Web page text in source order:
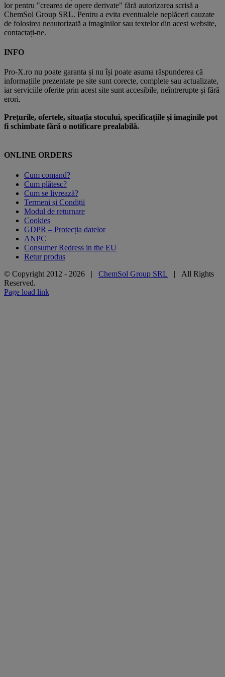
lor pentru "crearea de opere derivate" fără autorizarea scrisă a
ChemSol Group SRL. Pentru a evita eventualele neplăceri cauzate
de folosirea neautorizată a imaginilor sau textelor din acest website,
contactați-ne.
INFO
Pro-X.ro nu poate garanta și nu își poate asuma răspunderea că
informațiile prezentate pe site sunt corecte, complete sau actualizate,
iar serviciile oferite prin acest site sunt accesibile, neîntrerupte și fără
erori.
Prețurile, ofertele, situația stocului, specificațiile și imaginile pot
fi schimbate fără o notificare prealabilă.
ONLINE ORDERS
Cum comand?
Cum plătesc?
Cum se livrează?
Termeni și Condiții
Modul de returnare
Cookies
GDPR – Protecția datelor
ANPC
Consumer Redress in the EU
Retur produs
© Copyright 2012 - 2026 | ChemSol Group SRL | All Rights
Reserved.
Page load link